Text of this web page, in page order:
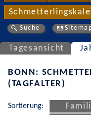
Suche
Tagesansicht
BONN:
(TAGFALTER)
Sortierung: